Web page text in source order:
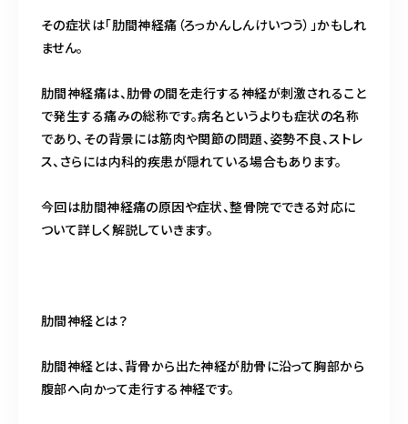
その症状は「肋間神経痛（ろっかんしんけいつう）」かもしれ
ません。
肋間神経痛は、肋骨の間を走行する神経が刺激されること
で発生する痛みの総称です。病名というよりも症状の名称
であり、その背景には筋肉や関節の問題、姿勢不良、ストレ
ス、さらには内科的疾患が隠れている場合もあります。
今回は肋間神経痛の原因や症状、整骨院でできる対応に
ついて詳しく解説していきます。
肋間神経とは？
肋間神経とは、背骨から出た神経が肋骨に沿って胸部から
腹部へ向かって走行する神経です。